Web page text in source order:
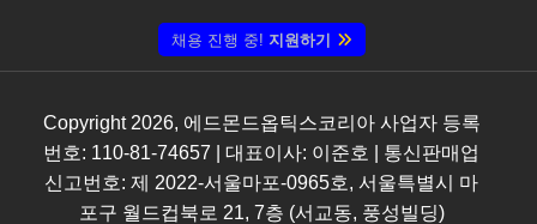
채용 진행 중! 지원하기
Copyright 2026, 에드몬드옵틱스코리아 사업자 등록
번호: 110-81-74657 | 대표이사: 이준호 | 통신판매업
신고번호: 제 2022-서울마포-0965호, 서울특별시 마
포구 월드컵북로 21, 7층 (서교동, 풍성빌딩)